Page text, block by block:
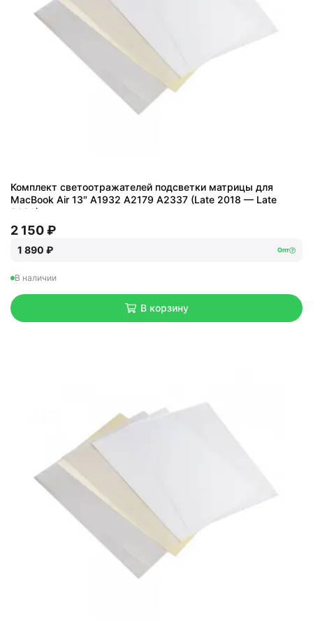
Комплект светоотражателей подсветки матрицы для
MacBook Air 13″ A1932 A2179 A2337 (Late 2018 — Late
2020)
2 150 ₽
1 890 ₽ Опт
В наличии
В корзину